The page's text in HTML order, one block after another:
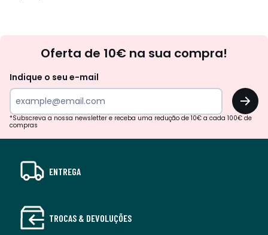
Oferta de 10€ na sua compra!
Indique o seu e-mail
OK
*Subscreva a nossa newsletter e receba uma redução de 10€ a cada 100€ de
compras
ENTREGA
TROCAS & DEVOLUÇÕES